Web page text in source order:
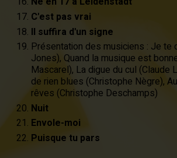
C'est pas vrai
Il suffira d'un signe
Présentation des musiciens : Je te
Jones), Quand la musique est
Mascarel), La digue du cul (Claude
de rien blues (Christophe Nègre),
rêves (Christophe Deschamps)
Nuit
Envole-moi
Puisque tu pars